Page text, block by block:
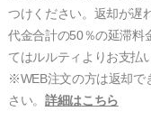
つけください。返却が遅
代金合計の50％の延滞料
てはルルティよりお支払
※WEB注文の方は返却で
さい。 詳細はこちら